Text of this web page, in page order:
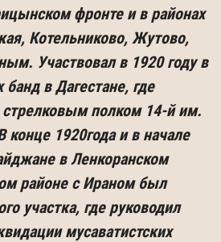
фронте и в районах
Котельниково, Жутово,
Участвовал в 1920 году в
в Дагестане, где
полком 14-й им.
конце 1920года и в начале
в Ленкоранском
районе с Ираном был
участка, где руководил
мусаватистских